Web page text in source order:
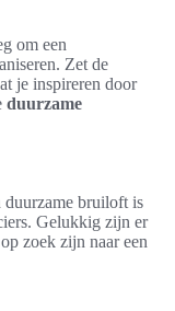
om een
Zet de
je inspireren door
duurzame
duurzame bruiloft is
Gelukkig zijn er
zoek zijn naar een